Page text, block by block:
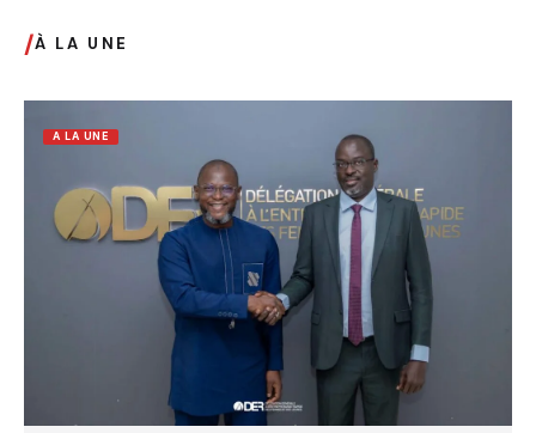
/À LA UNE
A LA UNE